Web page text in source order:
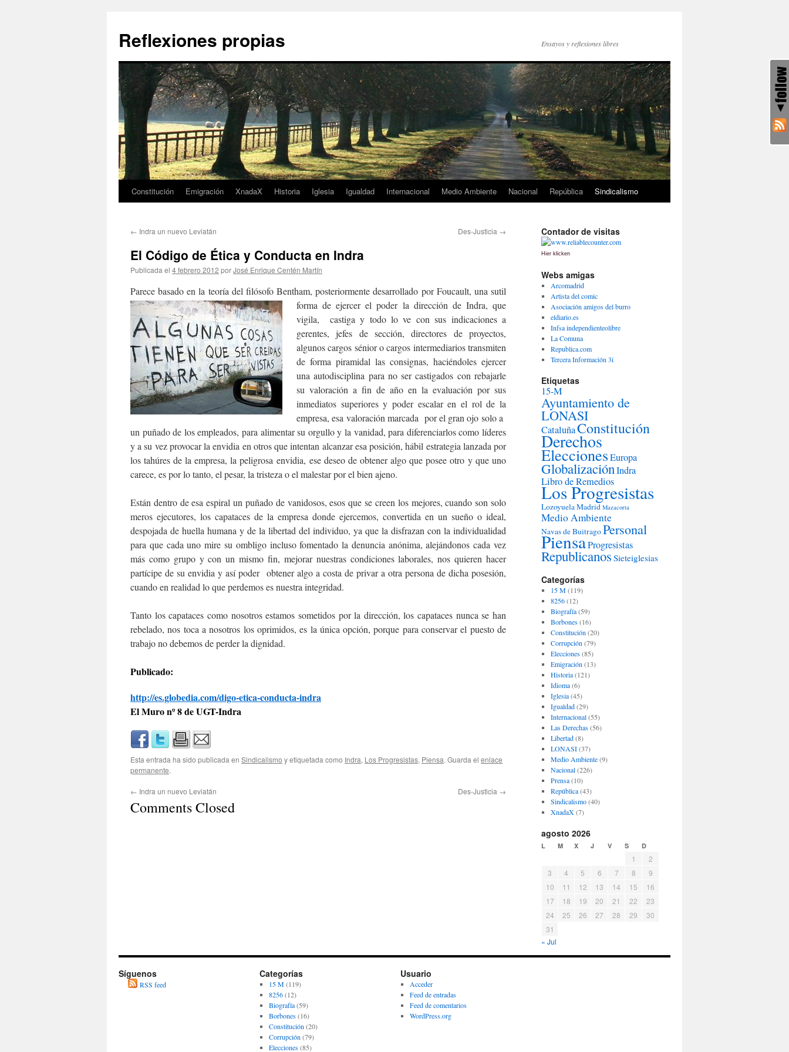
contenido
Reflexiones propias Ensayos y reflexiones libres
Constitución Emigración XnadaX Historia Iglesia Igualdad Internacional Medio Ambiente Nacional República Sindicalismo
← Indra un nuevo Leviatán Des-Justicia →
El Código de Ética y Conducta en Indra
Publicada el 4 febrero 2012 porJosé Enrique Centén Martín
Parece basado en la teoría del filósofo Bentham, posteriormente desarrollado por Foucault, una sutil
forma de ejercer el poder la dirección de Indra, que
vigila, castiga y todo lo ve con sus indicaciones a
gerentes, jefes de sección, directores de proyectos,
algunos cargos sénior o cargos intermediarios transmiten
de forma piramidal las consignas, haciéndoles ejercer
una autodisciplina para no ser castigados con rebajarle
su valoración a fin de año en la evaluación por sus
inmediatos superiores y poder escalar en el rol de la
empresa, esa valoración marcada por el gran ojo solo a
un puñado de los empleados, para alimentar su orgullo y la vanidad, para diferenciarlos como líderes
y a su vez provocar la envidia en otros que intentan alcanzar esa posición, hábil estrategia lanzada por
los tahúres de la empresa, la peligrosa envidia, ese deseo de obtener algo que posee otro y que uno
carece, es por lo tanto, el pesar, la tristeza o el malestar por el bien ajeno.
Están dentro de esa espiral un puñado de vanidosos, esos que se creen los mejores, cuando son solo
meros ejecutores, los capataces de la empresa donde ejercemos, convertida en un sueño o ideal,
despojada de huella humana y de la libertad del individuo, ya que la disfrazan con la individualidad
para que cada uno mire su ombligo incluso fomentado la denuncia anónima, alejándonos cada vez
más como grupo y con un mismo fin, mejorar nuestras condiciones laborales, nos quieren hacer
partícipe de su envidia y así poder obtener algo a costa de privar a otra persona de dicha posesión,
cuando en realidad lo que perdemos es nuestra integridad.
Tanto los capataces como nosotros estamos sometidos por la dirección, los capataces nunca se han
rebelado, nos toca a nosotros los oprimidos, es la única opción, porque para conservar el puesto de
trabajo no debemos de perder la dignidad.
Publicado:
http://es.globedia.com/digo-etica-conducta-indra
El Muro nº 8 de UGT-Indra
Esta entrada ha sido publicada en Sindicalismo y etiquetada como Indra, Los Progresistas, Piensa. Guarda el enlace
permanente.
← Indra un nuevo Leviatán Des-Justicia →
Comments Closed
Contador de visitas
Hier klicken
Webs amigas
Arcomadrid
Artista del comic
Asociación amigos del burro
eldiario.es
Infsa independienteolibre
La Comuna
Republica.com
Tercera Información 3i
Etiquetas
15-M
Ayuntamiento de
LONASI
CataluñaConstitución
Derechos
EleccionesEuropa
GlobalizaciónIndra
Libro de Remedios
Los Progresistas
LozoyuelaMadrid Mazacorta
Medio Ambiente
Navas de BuitragoPersonal
PiensaProgresistas
Republicanos Sieteiglesias
Categorías
15 M(119)
8256(12)
Biografía(59)
Borbones(16)
Constitución (20)
Corrupción (79)
Elecciones(85)
Emigración (13)
Historia(121)
Idioma(6)
Iglesia(45)
Igualdad(29)
Internacional(55)
Las Derechas(56)
Libertad(8)
LONASI(37)
Medio Ambiente(9)
Nacional(226)
Prensa(10)
República(43)
Sindicalismo(40)
XnadaX(7)
agosto 2026
L M X J V S D
1
2
3
4 5 6 7 8
9
10
11 12 13 14 15
16
17
18 19 20 21 22
23
24
25 26 27 28 29
30
31
« Jul
Síguenos
RSS feed
Categorías
15 M(119)
8256(12)
Biografía(59)
Borbones(16)
Constitución (20)
Corrupción (79)
Elecciones(85)
Usuario
Acceder
Feed de entradas
Feed de comentarios
WordPress.org